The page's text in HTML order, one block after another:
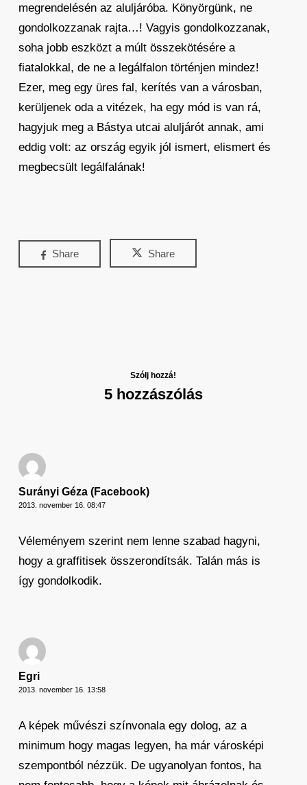
megrendelésén az aluljáróba. Könyörgünk, ne
gondolkozzanak rajta…! Vagyis gondolkozzanak,
soha jobb eszközt a múlt összekötésére a
fiatalokkal, de ne a legálfalon történjen mindez!
Ezer, meg egy üres fal, kerítés van a városban,
kerüljenek oda a vitézek, ha egy mód is van rá,
hagyjuk meg a Bástya utcai aluljárót annak, ami
eddig volt: az ország egyik jól ismert, elismert és
megbecsült legálfalának!
Share Share
Szólj hozzá!
5 hozzászólás
Surányi Géza (Facebook)
2013. november 16. 08:47
Véleményem szerint nem lenne szabad hagyni,
hogy a graffitisek összerondítsák. Talán más is
így gondolkodik.
Egri
2013. november 16. 13:58
A képek művészi színvonala egy dolog, az a
minimum hogy magas legyen, ha már városképi
szempontból nézzük. De ugyanolyan fontos, ha